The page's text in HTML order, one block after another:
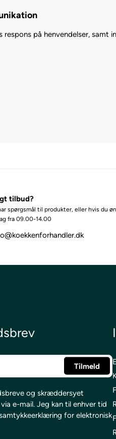
på henvendelser, samt
tilbud?
spørgsmål til produkter, eller hvis du
fra 09.00-14.00
og skræddersyet
e-mail. Jeg kan til enhver tid
for elektronisk